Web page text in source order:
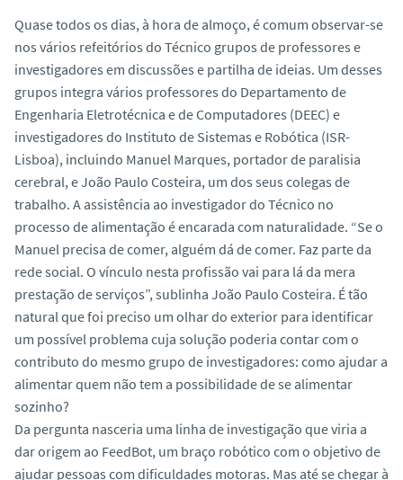
Quase todos os dias, à hora de almoço, é comum observar-se
nos vários refeitórios do Técnico grupos de professores e
investigadores em discussões e partilha de ideias. Um desses
grupos integra vários professores do Departamento de
Engenharia Eletrotécnica e de Computadores (DEEC) e
investigadores do Instituto de Sistemas e Robótica (ISR-
Lisboa), incluindo Manuel Marques, portador de paralisia
cerebral, e João Paulo Costeira, um dos seus colegas de
trabalho. A assistência ao investigador do Técnico no
processo de alimentação é encarada com naturalidade. “Se o
Manuel precisa de comer, alguém dá de comer. Faz parte da
rede social. O vínculo nesta profissão vai para lá da mera
prestação de serviços”, sublinha João Paulo Costeira. É tão
natural que foi preciso um olhar do exterior para identificar
um possível problema cuja solução poderia contar com o
contributo do mesmo grupo de investigadores: como ajudar a
alimentar quem não tem a possibilidade de se alimentar
sozinho?
Da pergunta nasceria uma linha de investigação que viria a
dar origem ao FeedBot, um braço robótico com o objetivo de
ajudar pessoas com dificuldades motoras. Mas até se chegar à